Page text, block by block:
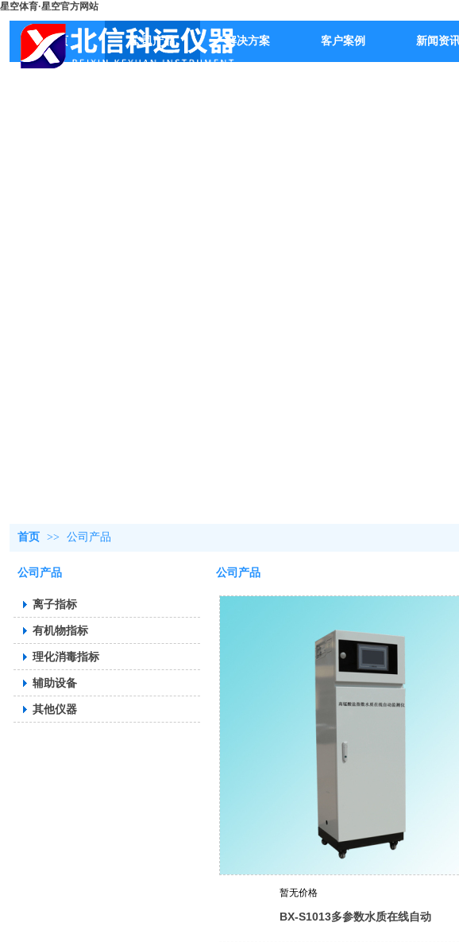
星空体育·星空官方网站
首页 公司产品 解决方案 客户案例 新闻资
首页 >> 公司产品
公司产品
离子指标
有机物指标
理化消毒指标
辅助设备
其他仪器
公司产品
暂无价格
BX-S1013多参数水质在线自动